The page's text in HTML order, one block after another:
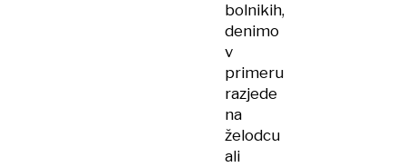
bolnikih,
denimo
v
primeru
razjede
na
želodcu
ali